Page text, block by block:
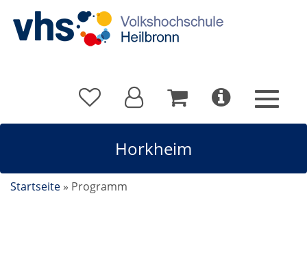
Horkheim
Startseite » Programm